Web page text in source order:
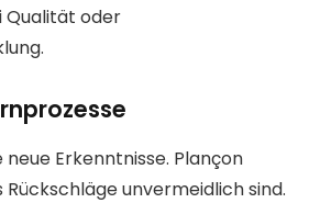
Qualität oder
Erkenntnisse. Plançon
unvermeidlich sind.